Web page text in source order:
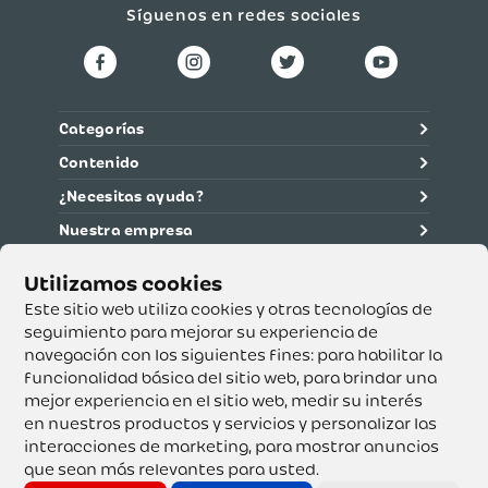
Este sitio web utiliza cookies y otras tecnologías de
seguimiento para mejorar su experiencia de
navegación con los siguientes fines: para habilitar la
funcionalidad básica del sitio web, para brindar una
mejor experiencia en el sitio web, medir su interés
en nuestros productos y servicios y personalizar las
interacciones de marketing, para mostrar anuncios
que sean más relevantes para usted.
Síguenos en redes sociales
Categorías
Contenido
¿Necesitas ayuda?
Nuestra empresa
Supertiendas y Drogería Olímpica S.A. - Nit 890.107.487 -
Dirección de notificación: Calle 53 No. 46-192 local 3-01
Teléfono: 3232540999 - Correo:
servicioalcliente@olimpica.com.co
Copyright o Actualización 2023 OLÍMPICA S.A. Derechos